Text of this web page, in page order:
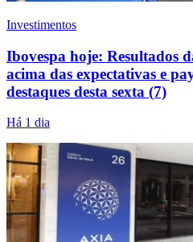
Investimentos
Ibovespa hoje: Resultados
acima das expectativas e
destaques desta sexta (7)
Há 1 dia